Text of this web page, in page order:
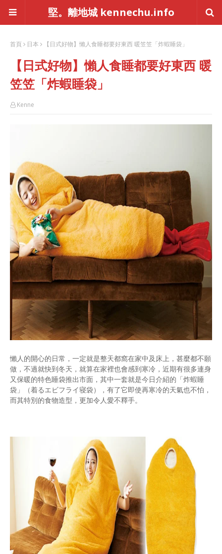
堅。離地城 kennechu.info
首頁 日本 【日式好物】懶人食睡都要好東西 暖笠笠「炸蝦睡袋」
【日式好物】懶人食睡都要好東西 暖
笠笠「炸蝦睡袋」
Kenne
懶人的開心的日常，一定就是整天都窩在家中及床上，甚麼都不願
做，不過就快到冬天，就算在家裡也會感到寒冷，近期有很多連身
又保暖的特色睡袋推出市面，其中一套就是今日介紹的「炸蝦睡
袋」（着るエビフライ寝袋），有了它即使再寒冷的天氣也不怕，
而其特別的食物造型，更加令人愛不釋手。